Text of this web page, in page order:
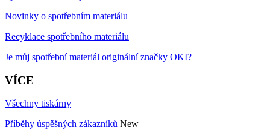
Novinky o spotřebním materiálu
Recyklace spotřebního materiálu
Je můj spotřební materiál originální značky OKI?
VÍCE
Všechny tiskárny
Příběhy úspěšných zákazníků New